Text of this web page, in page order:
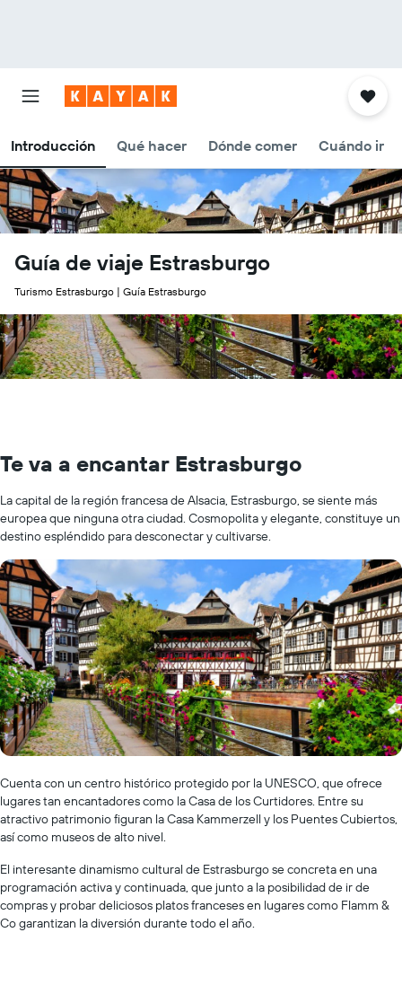
Introducción Qué hacer Dónde comer Cuándo ir
Guía de viaje Estrasburgo
Turismo Estrasburgo | Guía Estrasburgo
Te va a encantar Estrasburgo
La capital de la región francesa de Alsacia, Estrasburgo, se siente más
europea que ninguna otra ciudad. Cosmopolita y elegante, constituye un
destino espléndido para desconectar y cultivarse.
Cuenta con un centro histórico protegido por la UNESCO, que ofrece
lugares tan encantadores como la Casa de los Curtidores. Entre su
atractivo patrimonio figuran la Casa Kammerzell y los Puentes Cubiertos,
así como museos de alto nivel.
El interesante dinamismo cultural de Estrasburgo se concreta en una
programación activa y continuada, que junto a la posibilidad de ir de
compras y probar deliciosos platos franceses en lugares como Flamm &
Co garantizan la diversión durante todo el año.